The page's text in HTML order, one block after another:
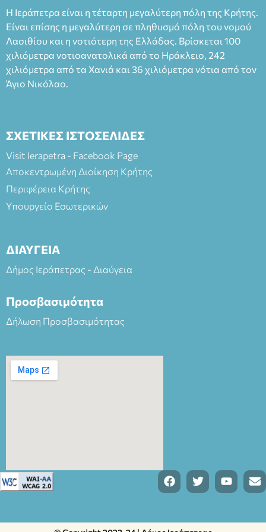
άνω των 65 Προπώληση: Βιβλιοπωλείο Πάπυρος (Πλατεία
Πλαστήρα), E&G Mini market (Δημοκρατίας 39 Ιεράπετρα)
και στο more.com Χώρος: 3ο Γυμνάσιο Ιεράπετρας
(Είσοδος ΕΠΑ.Λ.) Έναρξη 21:15 Οργάνωση: ΚΝΩΣΟΣ
ΘΕΑΤΡΙΚΕΣ ΠΑΡΑΓΩΓΕΣ ΕΕ
Η Ιεράπετρα είναι η τέταρτη μεγαλύτερη πόλη της Κρήτης.
Είναι επίσης η μεγαλύτερη σε πληθυσμό πόλη του νομού
Λασιθίου και η νοτιότερη της Ελλάδας. Βρίσκεται 100
χιλιόμετρα νοτιοανατολικά από το Ηράκλειο, 242
χιλιόμετρα από τα Χανιά και 36 χιλιόμετρα νότια από τον
Άγιο Νικόλαο.
ΣΧΕΤΙΚΕΣ ΙΣΤΟΣΕΛΙΔΕΣ
Visit Ierapetra - Facebook Page
Αποκεντρωμένη Διοίκηση Κρήτης
Περιφέρεια Κρήτης
Υπουργείο Εσωτερικών
ΔΙΑΥΓΕΙΑ
Δήμος Ιεράπετρας - Διαύγεια
Προσβασιμότητα
Δήλωση Προσβασιμότητας